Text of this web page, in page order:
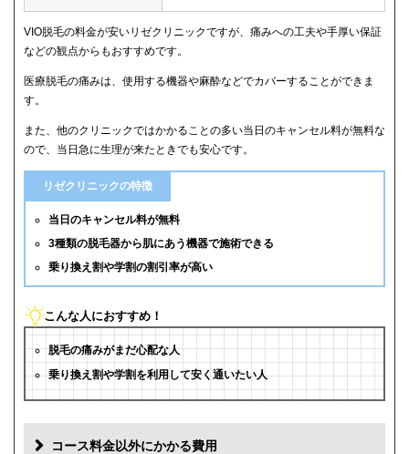
VIO脱毛の料金が安いリゼクリニックですが、痛みへの工夫や手厚い保証
などの観点からもおすすめです。
医療脱毛の痛みは、使用する機器や麻酔などでカバーすることができま
す。
また、他のクリニックではかかることの多い当日のキャンセル料が無料な
ので、当日急に生理が来たときでも安心です。
リゼクリニックの特徴
当日のキャンセル料が無料
3種類の脱毛器から肌にあう機器で施術できる
乗り換え割や学割の割引率が高い
こんな人におすすめ！
脱毛の痛みがまだ心配な人
乗り換え割や学割を利用して安く通いたい人
コース料金以外にかかる費用